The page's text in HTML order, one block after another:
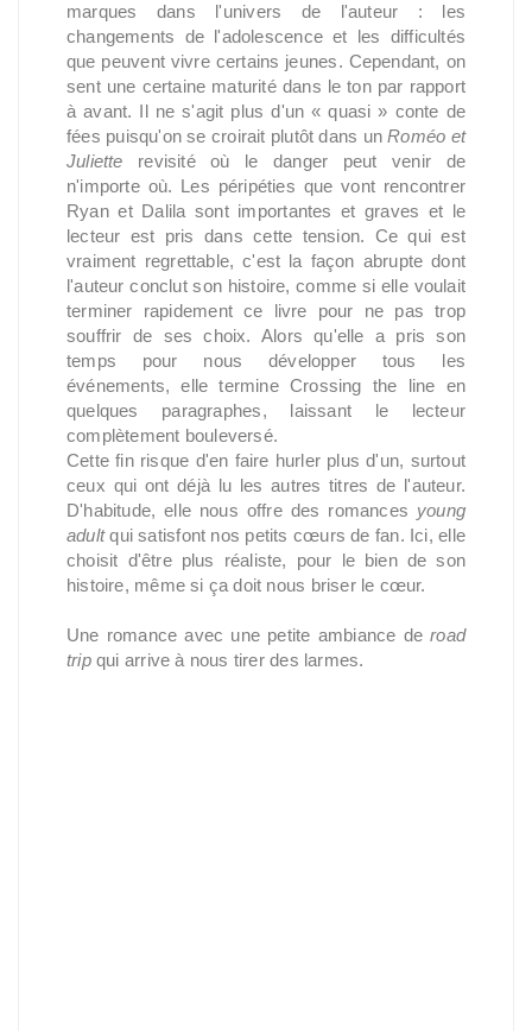
marques dans l'univers de l'auteur : les
changements de l'adolescence et les difficultés
que peuvent vivre certains jeunes. Cependant, on
sent une certaine maturité dans le ton par rapport
à avant. Il ne s'agit plus d'un « quasi » conte de
fées puisqu'on se croirait plutôt dans unRoméo et
Juliette revisité où le danger peut venir de
n'importe où. Les péripéties que vont rencontrer
Ryan et Dalila sont importantes et graves et le
lecteur est pris dans cette tension. Ce qui est
vraiment regrettable, c'est la façon abrupte dont
l'auteur conclut son histoire, comme si elle voulait
terminer rapidement ce livre pour ne pas trop
souffrir de ses choix. Alors qu'elle a pris son
temps pour nous développer tous les
événements, elle termine Crossing the line en
quelques paragraphes, laissant le lecteur
complètement bouleversé.
Cette fin risque d'en faire hurler plus d'un, surtout
ceux qui ont déjà lu les autres titres de l'auteur.
D'habitude, elle nous offre des romances young
adultqui satisfont nos petits cœurs de fan. Ici, elle
choisit d'être plus réaliste, pour le bien de son
histoire, même si ça doit nous briser le cœur.
Une romance avec une petite ambiance deroad
tripqui arrive à nous tirer des larmes.